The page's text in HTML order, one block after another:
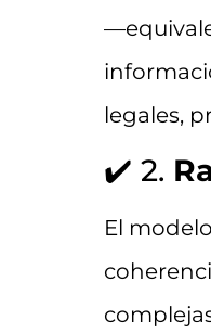
legales,
✔️ 2.
El